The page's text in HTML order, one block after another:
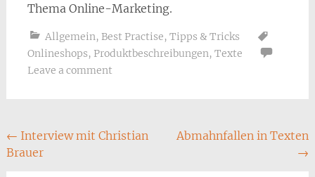
Thema Online-Marketing.
Allgemein, Best Practise, Tipps & Tricks
Onlineshops, Produktbeschreibungen, Texte
Leave a comment
Post
navigation
← Interview mit Christian
Brauer
Abmahnfallen in Texten
→